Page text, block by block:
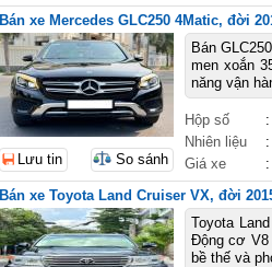
Bán xe Mercedes GLC250 4Matic, đời
Bán
men xoắn
năng vận
Hộp số :
Nhiên liệu
:
Giá xe
:
Lưu tin So sánh
Bán xe Toyota Land Cruiser VX, đời
Toyota
Động cơ V8
bề thế và